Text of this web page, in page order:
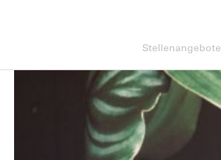
Stellenangebote